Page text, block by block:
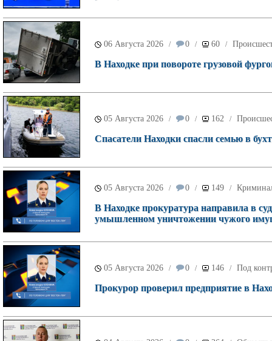
06 Августа 2026 / 0 / 60 /
В Находке при повороте грузовой
05 Августа 2026 / 0 / 162 /
Спасатели Находки спасли семью в
05 Августа 2026 / 0 / 149 /
В Находке прокуратура направила в
умышленном уничтожении чужого
05 Августа 2026 / 0 / 146 / Под
Прокурор проверил предприятие в